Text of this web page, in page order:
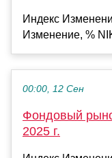
Индекс
Изменение, %
00:00, 12 Сен
Фондовый
2025 г.